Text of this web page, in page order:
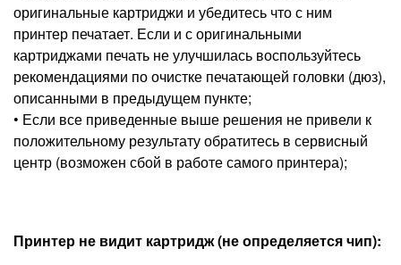
оригинальные картриджи и убедитесь что с ним
принтер печатает. Если и с оригинальными
картриджами печать не улучшилась воспользуйтесь
рекомендациями по очистке печатающей головки (дюз),
описанными в предыдущем пункте;
• Если все приведенные выше решения не привели к
положительному результату обратитесь в сервисный
центр (возможен сбой в работе самого принтера);
Принтер не видит картридж (не определяется чип):